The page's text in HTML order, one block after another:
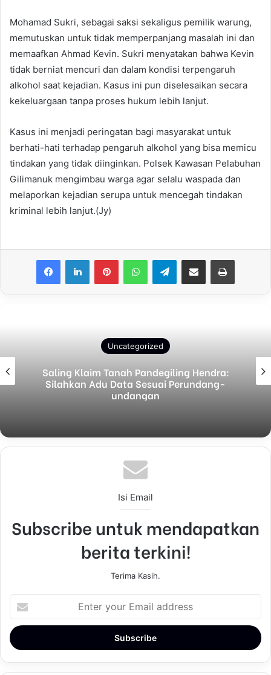
Mohamad Sukri, sebagai saksi sekaligus pemilik warung,
memutuskan untuk tidak memperpanjang masalah ini dan
memaafkan Ahmad Kevin. Sukri menyatakan bahwa Kevin
tidak berniat mencuri dan dalam kondisi terpengaruh
alkohol saat kejadian. Kasus ini pun diselesaikan secara
kekeluargaan tanpa proses hukum lebih lanjut.
Kasus ini menjadi peringatan bagi masyarakat untuk
berhati-hati terhadap pengaruh alkohol yang bisa memicu
tindakan yang tidak diinginkan. Polsek Kawasan Pelabuhan
Gilimanuk mengimbau warga agar selalu waspada dan
melaporkan kejadian serupa untuk mencegah tindakan
kriminal lebih lanjut.(Jy)
Telegram
Uncategorized
Saling Klaim Tanah Pandegiling Hendra:
Silahkan Adu Data Sesuai Perundang-
undangan
Isi Email
Subscribe untuk mendapatkan
berita terkini!
Terima Kasih.
e
y